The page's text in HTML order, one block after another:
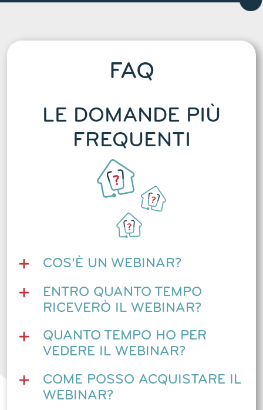
FAQ
LE DOMANDE PIÙ
FREQUENTI
COS’È UN WEBINAR?
ENTRO QUANTO TEMPO
RICEVERÒ IL WEBINAR?
QUANTO TEMPO HO PER
VEDERE IL WEBINAR?
COME POSSO ACQUISTARE IL
WEBINAR?